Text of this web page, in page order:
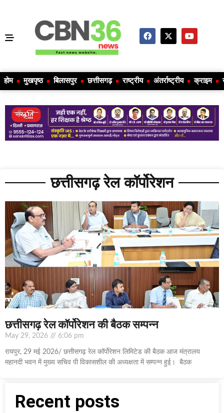
होम मुखपृष्ठ बिलासपुर छत्तीसगढ़ राष्ट्रीय अंतर्राष्ट्रीय क्राइम
छत्तीसगढ़ रेल कॉर्पोरेशन
छत्तीसगढ़ रेल कॉर्पोरेशन की बैठक सम्पन्न
May 29, 2026 6:06 pm
रायपुर, 29 मई 2026/ छत्तीसगढ़ रेल कॉर्पोरेशन लिमिटेड की बैठक आज मंत्रालय
महानदी भवन में मुख्य सचिव पी विकासशील की अध्यक्षता में सम्पन्न हुई। बैठक
Recent posts